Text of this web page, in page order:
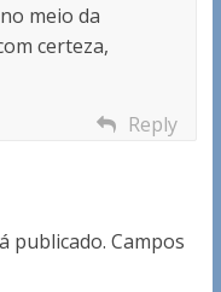
meio da
certeza,
Reply
publicado. Campos